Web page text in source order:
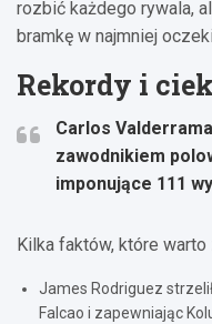
rozbić każdego rywala,
bramkę w najmniej
Rekordy i
Carlos
zawodnikiem
imponujące 111
Kilka faktów, które
James Rodriguez
Falcao i zapewniając